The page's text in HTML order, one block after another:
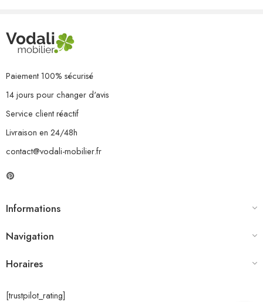
Paiement 100% sécurisé
14 jours pour changer d'avis
Service client réactif
Livraison en 24/48h
contact@vodali-mobilier.fr
Informations
Navigation
Horaires
[trustpilot_rating]